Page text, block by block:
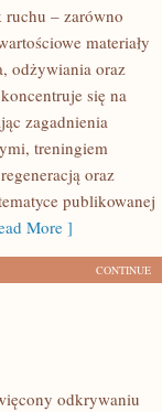
ruchu – zarówno
materiały
odżywiania oraz
się na
zagadnienia
treningiem
oraz
publikowanej
More ]
CONTINUE
odkrywaniu